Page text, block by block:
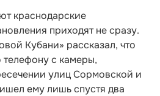
краснодарские
приходят не сразу.
Кубани» рассказал, что
с камеры,
улиц Сормовской и
ему лишь спустя два